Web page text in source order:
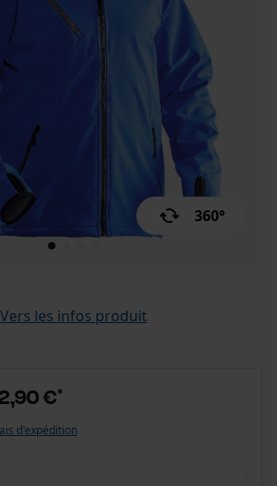
360°
Vers les infos produit
€*
d'expédition